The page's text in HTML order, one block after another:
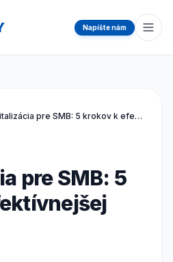
Napíšte nám
Digitalizácia pre SMB: 5 krokov k efektívnejšej firme
pre SMB: 5